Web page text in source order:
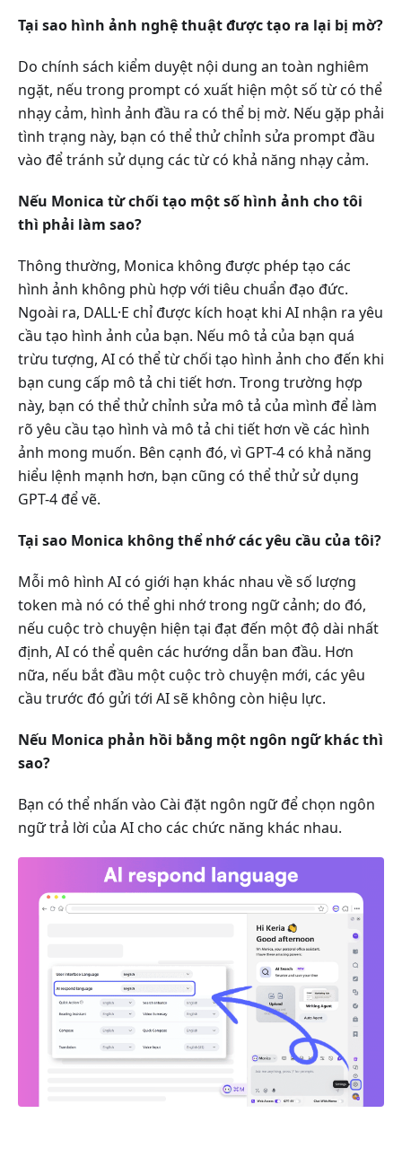
Tại sao hình ảnh nghệ thuật được tạo ra lại bị mờ?
Do chính sách kiểm duyệt nội dung an toàn nghiêm
ngặt, nếu trong prompt có xuất hiện một số từ có thể
nhạy cảm, hình ảnh đầu ra có thể bị mờ. Nếu gặp phải
tình trạng này, bạn có thể thử chỉnh sửa prompt đầu
vào để tránh sử dụng các từ có khả năng nhạy cảm.
Nếu Monica từ chối tạo một số hình ảnh cho tôi
thì phải làm sao?
Thông thường, Monica không được phép tạo các
hình ảnh không phù hợp với tiêu chuẩn đạo đức.
Ngoài ra, DALL·E chỉ được kích hoạt khi AI nhận ra yêu
cầu tạo hình ảnh của bạn. Nếu mô tả của bạn quá
trừu tượng, AI có thể từ chối tạo hình ảnh cho đến khi
bạn cung cấp mô tả chi tiết hơn. Trong trường hợp
này, bạn có thể thử chỉnh sửa mô tả của mình để làm
rõ yêu cầu tạo hình và mô tả chi tiết hơn về các hình
ảnh mong muốn. Bên cạnh đó, vì GPT-4 có khả năng
hiểu lệnh mạnh hơn, bạn cũng có thể thử sử dụng
GPT-4 để vẽ.
Tại sao Monica không thể nhớ các yêu cầu của tôi?
Mỗi mô hình AI có giới hạn khác nhau về số lượng
token mà nó có thể ghi nhớ trong ngữ cảnh; do đó,
nếu cuộc trò chuyện hiện tại đạt đến một độ dài nhất
định, AI có thể quên các hướng dẫn ban đầu. Hơn
nữa, nếu bắt đầu một cuộc trò chuyện mới, các yêu
cầu trước đó gửi tới AI sẽ không còn hiệu lực.
Nếu Monica phản hồi bằng một ngôn ngữ khác thì
sao?
Bạn có thể nhấn vào Cài đặt ngôn ngữ để chọn ngôn
ngữ trả lời của AI cho các chức năng khác nhau.